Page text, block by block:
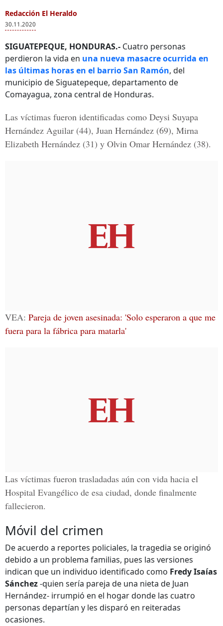
Redacción El Heraldo
30.11.2020
SIGUATEPEQUE, HONDURAS.- Cuatro personas
perdieron la vida en una nueva masacre ocurrida en
las últimas horas en el barrio San Ramón, del
municipio de Siguatepeque, departamento de
Comayagua, zona central de Honduras.
Las víctimas fueron identificadas como Deysi Suyapa
Hernández Aguilar (44), Juan Hernández (69), Mirna
Elizabeth Hernández (31) y Olvin Omar Hernández (38).
VEA: Pareja de joven asesinada: 'Solo esperaron a que me
fuera para la fábrica para matarla'
Las víctimas fueron trasladadas aún con vida hacia el
Hospital Evangélico de esa ciudad, donde finalmente
fallecieron.
Móvil del crimen
De acuerdo a reportes policiales, la tragedia se originó
debido a un problema familias, pues las versiones
indican que un individuo identificado como Fredy Isaías
Sánchez-quien sería pareja de una nieta de Juan
Hernández- irrumpió en el hogar donde las cuatro
personas departían y les disparó en reiteradas
ocasiones.